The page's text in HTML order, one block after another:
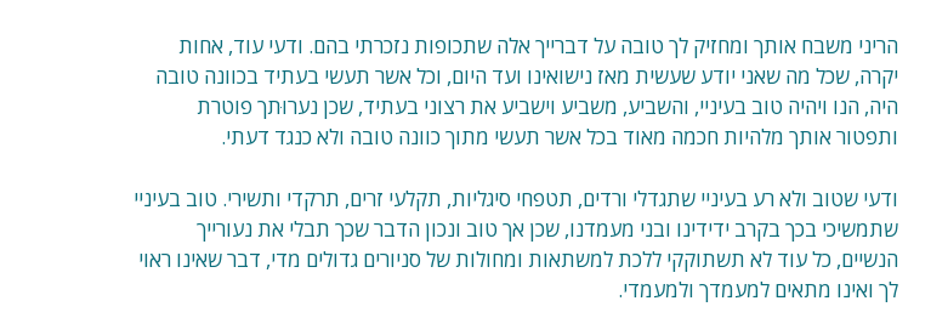
הריני משבח אותך ומחזיק לך טובה על דברייך אלה שתכופות נזכרתי בהם. ודעי עוד, אחות
יקרה, שכל מה שאני יודע שעשית מאז נישואינו ועד היום, וכל אשר תעשי בעתיד בכוונה טובה
היה, הנו ויהיה טוב בעיניי, והשביע, משביע וישביע את רצוני בעתיד, שכן נערוּתך פוטרת
ותפטור אותך מלהיות חכמה מאוד בכל אשר תעשי מתוך כוונה טובה ולא כנגד דעתי.
ודעי שטוב ולא רע בעיניי שתגדלי ורדים, תטפחי סיגליות, תקלעי זרים, תרקדי ותשירי. טוב בעיניי
שתמשיכי בכך בקרב ידידינו ובני מעמדנו, שכן אך טוב ונכון הדבר שכך תבלי את נעורייך
הנשיים, כל עוד לא תשתוקקי ללכת למשתאות ומחולות של סניורים גדולים מדי, דבר שאינו ראוי
לך ואינו מתאים למעמדך ולמעמדי.